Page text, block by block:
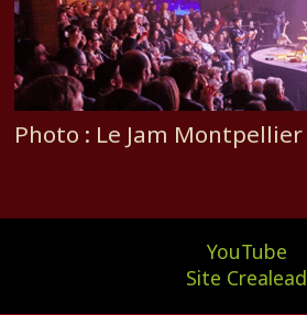
Photo : Le Jam Montpellier
YouTube
Site Crealead